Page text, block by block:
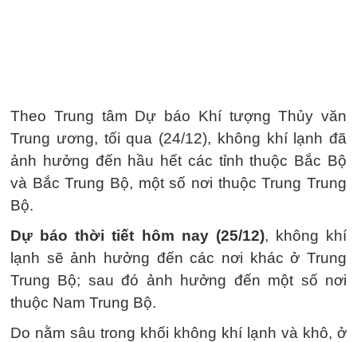
Theo Trung tâm Dự báo Khí tượng Thủy văn
Trung ương, tối qua (24/12), không khí lạnh đã
ảnh hưởng đến hầu hết các tỉnh thuộc Bắc Bộ
và Bắc Trung Bộ, một số nơi thuộc Trung Trung
Bộ.
Dự báo thời tiết hôm nay (25/12), không khí
lạnh sẽ ảnh hưởng đến các nơi khác ở Trung
Trung Bộ; sau đó ảnh hưởng đến một số nơi
thuộc Nam Trung Bộ.
Do nằm sâu trong khối không khí lạnh và khô, ở